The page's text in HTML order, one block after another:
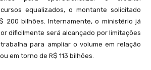
equalizados, o montante solicitado
200 bilhões. Internamente, o ministério já
dificilmente será alcançado por limitações
para ampliar o volume em relação
em torno de R$ 113 bilhões.